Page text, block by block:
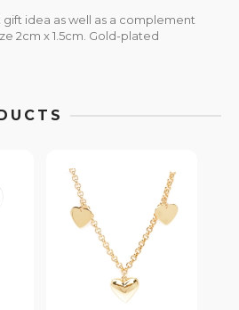
gift idea as well as a complement
2cm x 1.5cm. Gold-plated